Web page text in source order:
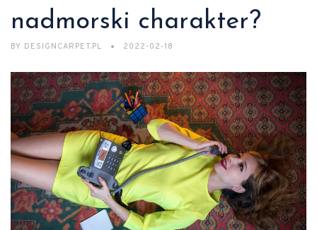
nadmorski charakter?
BY DESIGNCARPET.PL 2022-02-18